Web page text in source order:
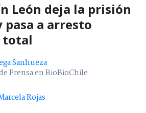
León deja la prisión
a arresto
total
Sanhueza
Prensa en BioBioChile
Rojas